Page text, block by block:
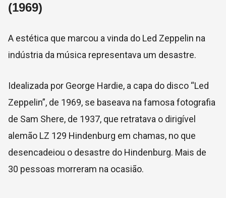
(1969)
A estética que marcou a vinda do Led Zeppelin na
indústria da música representava um desastre.
Idealizada por George Hardie, a capa do disco “Led
Zeppelin”, de 1969, se baseava na famosa fotografia
de Sam Shere, de 1937, que retratava o dirigível
alemão LZ 129 Hindenburg em chamas, no que
desencadeiou o desastre do Hindenburg. Mais de
30 pessoas morreram na ocasião.